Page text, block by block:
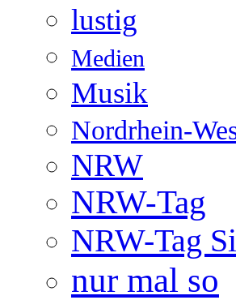
lustig
Medien
Musik
Nordrhein-
NRW
NRW-Tag
NRW-Tag
nur mal so